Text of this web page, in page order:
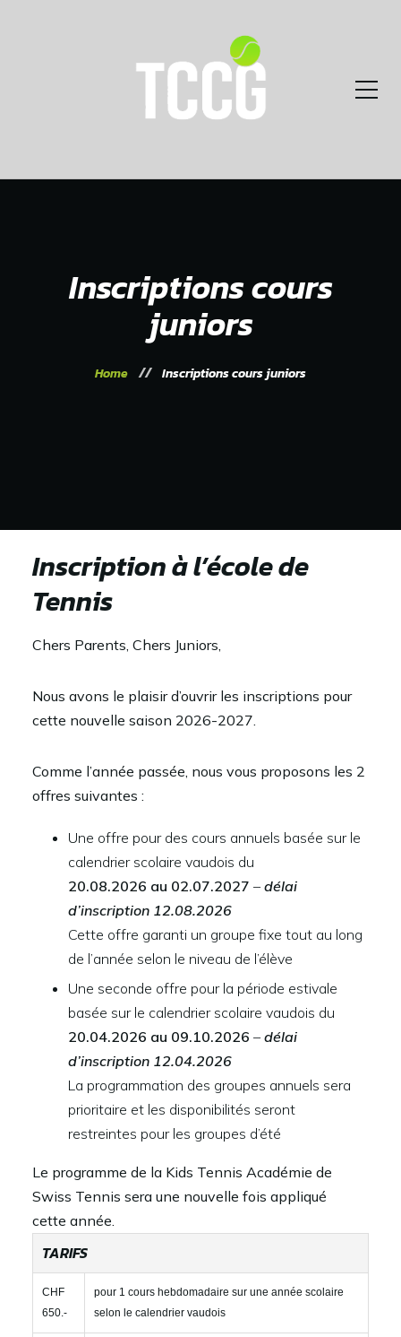
Inscriptions cours
juniors
Home Inscriptions cours juniors
Inscription à l’école de
Tennis
Chers Parents, Chers Juniors,
Nous avons le plaisir d’ouvrir les inscriptions pour
cette nouvelle saison 2026-2027.
Comme l’année passée, nous vous proposons les 2
offres suivantes :
Une offre pour des cours annuels basée sur le
calendrier scolaire vaudois du
20.08.2026 au 02.07.2027 – délai
d’inscription 12.08.2026
Cette offre garanti un groupe fixe tout au long
de l’année selon le niveau de l’élève
Une seconde offre pour la période estivale
basée sur le calendrier scolaire vaudois du
20.04.2026 au 09.10.2026 – délai
d’inscription 12.04.2026
La programmation des groupes annuels sera
prioritaire et les disponibilités seront
restreintes pour les groupes d’été
Le programme de la Kids Tennis Académie de
Swiss Tennis sera une nouvelle fois appliqué
cette année.
TARIFS
CHF
650.-
pour 1 cours hebdomadaire sur une année scolaire
selon le calendrier vaudois